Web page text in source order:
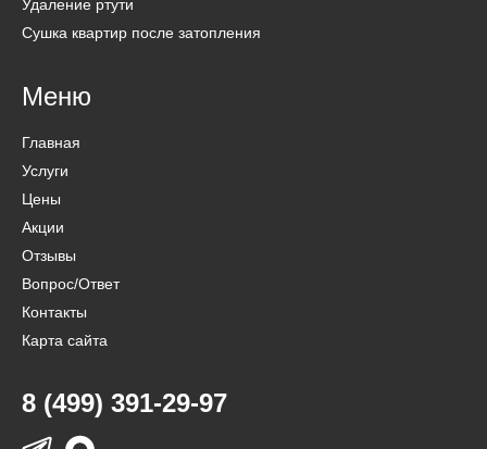
Удаление ртути
Сушка квартир после затопления
Меню
Главная
Услуги
Цены
Акции
Отзывы
Вопрос/Ответ
Контакты
Карта сайта
8 (499) 391-29-97